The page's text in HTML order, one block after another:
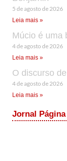
5 de agosto de 2026
Leia mais »
Múcio é uma
4 de agosto de 2026
Leia mais »
O discurso
4 de agosto de 2026
Leia mais »
Jornal Página